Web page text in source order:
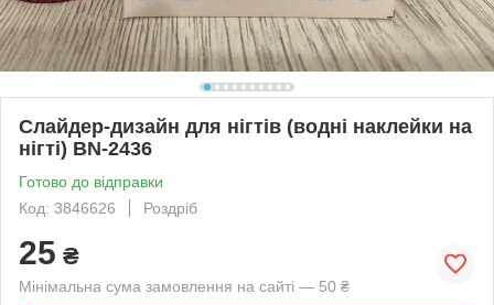
Слайдер-дизайн для нігтів (водні наклейки на
нігті) BN-2436
Готово до відправки
Код: 3846626
Роздріб
25 ₴
Мінімальна сума замовлення на сайті — 50 ₴